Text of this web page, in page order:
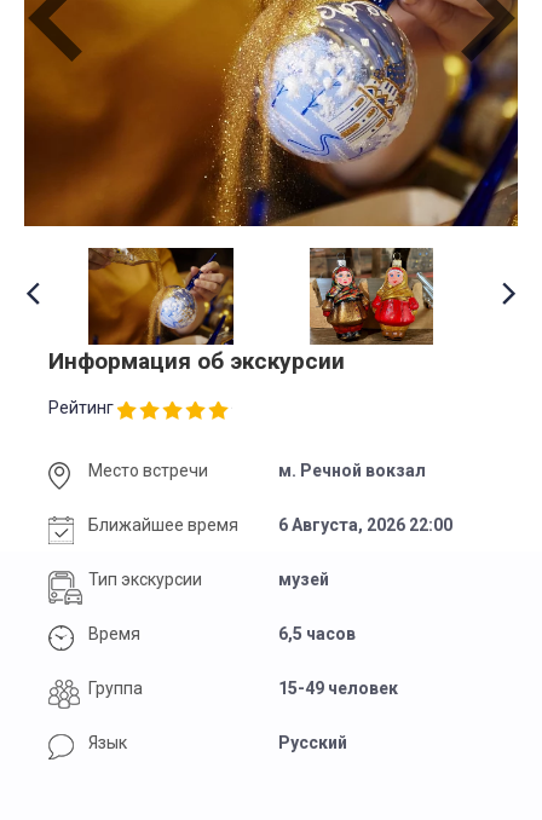
Информация об экскурсии
Рейтинг
Место встречи м. Речной вокзал
Ближайшее время 6 Августа, 2026 22:00
Тип экскурсии музей
Время 6,5 часов
Группа 15-49 человек
Язык Русский